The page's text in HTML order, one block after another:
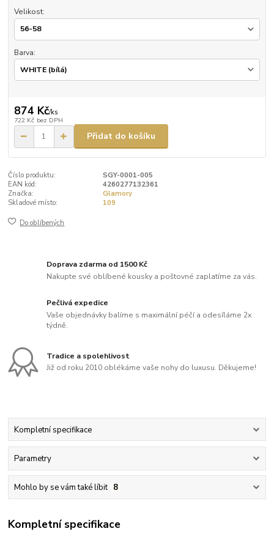
Velikost:
Barva:
874 Kč/ks
722 Kč bez DPH
Přidat do košíku
Číslo produktu:
SGY-0001-005
EAN kód:
4260277132361
Značka:
Glamory
Skladové místo:
109
Do oblíbených
Doprava zdarma od 1500 Kč
Nakupte své oblíbené kousky a poštovné zaplatíme za vás.
Pečlivá expedice
Vaše objednávky balíme s maximální péčí a odesíláme 2x
týdně.
Tradice a spolehlivost
Již od roku 2010 oblékáme vaše nohy do luxusu. Děkujeme!
Kompletní specifikace
Parametry
Mohlo by se vám také líbit 8
Kompletní specifikace